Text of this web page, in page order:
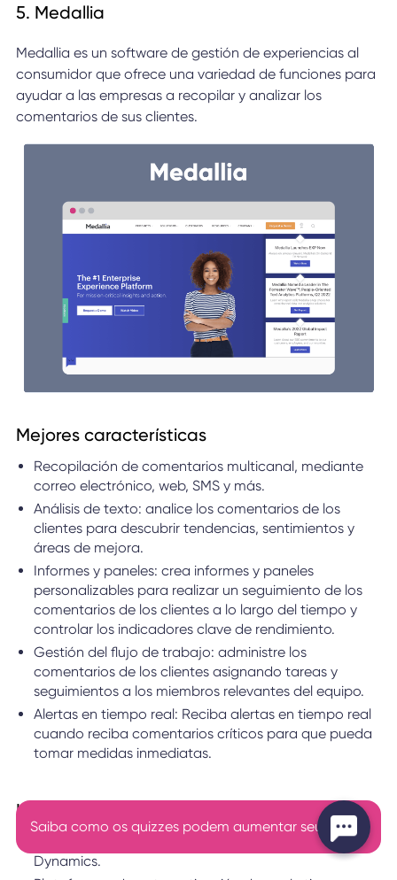
5. Medallia
Medallia es un software de gestión de experiencias al
consumidor que ofrece una variedad de funciones para
ayudar a las empresas a recopilar y analizar los
comentarios de sus clientes.
Mejores características
Recopilación de comentarios multicanal, mediante
correo electrónico, web, SMS y más.
Análisis de texto: analice los comentarios de los
clientes para descubrir tendencias, sentimientos y
áreas de mejora.
Informes y paneles: crea informes y paneles
personalizables para realizar un seguimiento de los
comentarios de los clientes a lo largo del tiempo y
controlar los indicadores clave de rendimiento.
Gestión del flujo de trabajo: administre los
comentarios de los clientes asignando tareas y
seguimientos a los miembros relevantes del equipo.
Alertas en tiempo real: Reciba alertas en tiempo real
cuando reciba comentarios críticos para que pueda
tomar medidas inmediatas.
Integraciones
Sistemas CRM como Salesforce, Oracle y Microsoft
Dynamics.
Saiba como os quizzes podem aumentar seus leads